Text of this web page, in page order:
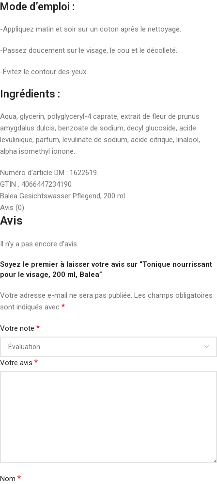
Mode d’emploi :
-Appliquez matin et soir sur un coton après le nettoyage.
-Passez doucement sur le visage, le cou et le décolleté.
-Évitez le contour des yeux.
Ingrédients :
Aqua, glycerin, polyglyceryl-4 caprate, extrait de fleur de prunus
amygdalus dulcis, benzoate de sodium, decyl glucoside, acide
levulinique, parfum, levulinate de sodium, acide citrique, linalool,
alpha isomethyl ionone.
Numéro d’article DM : 1622619.
GTIN : 4066447234190
Balea Gesichtswasser Pflegend, 200 ml
Avis (0)
Avis
Il n’y a pas encore d’avis.
Soyez le premier à laisser votre avis sur “Tonique nourrissant
pour le visage, 200 ml, Balea”
Votre adresse e-mail ne sera pas publiée. Les champs obligatoires
sont indiqués avec *
Votre note *
Votre avis *
Nom *